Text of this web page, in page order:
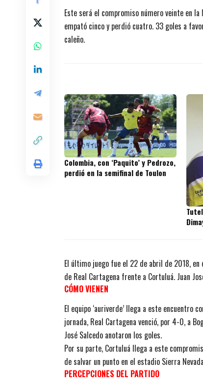
Este será el compromiso número veinte en
empató cinco y perdió cuatro. 33 goles a
caleño.
Colombia, con ‘Paquito’ y Pedrozo,
perdió en la semifinal de Toulon
El último juego fue el 22 de abril de 2018,
de Real Cartagena frente a Cortuluá. Juan
CÓMO VIENEN
El equipo ‘auriverde’ llega a este encuentro
jornada, Real Cartagena venció, por 4-0, a
José Salcedo anotaron los goles.
Por su parte, Cortuluá llega a este
de salvar un punto en el estadio Sierra
PERCEPCIONES DEL PARTIDO